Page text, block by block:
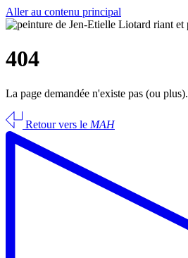
Aller au contenu principal
404
La page demandée n'existe pas (ou plus).
Retour vers le MAH